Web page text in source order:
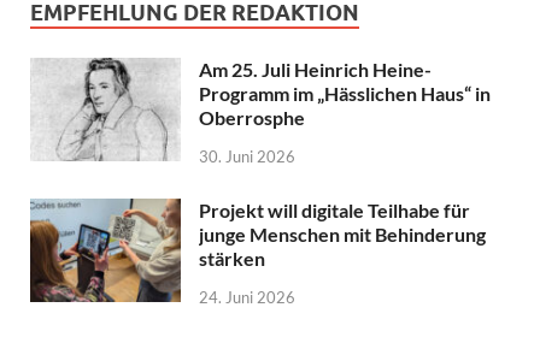
EMPFEHLUNG DER REDAKTION
Am 25. Juli Heinrich Heine-
Programm im „Hässlichen Haus“ in
Oberrosphe
30. Juni 2026
Projekt will digitale Teilhabe für
junge Menschen mit Behinderung
stärken
24. Juni 2026